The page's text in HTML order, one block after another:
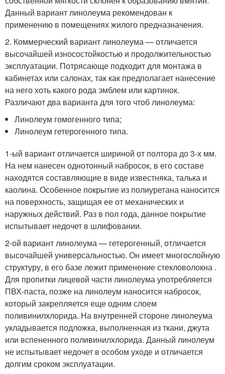
Данный вариант линолеума рекомендован к
применению в помещениях жилого предназначения.
2. Коммерческий вариант линолеума — отличается
высочайшей износостойкостью и продолжительностью
эксплуатации. Потрясающе подходит для монтажа в
кабинетах или салонах, так как предполагает нанесение
на него хоть какого рода эмблем или картинок.
Различают два варианта для того чтоб линолеума:
Линолеум гомогенного типа;
Линолеум гетерогенного типа.
1-ый вариант отличается шириной от полтора до 3-х мм.
На нем нанесен однотонный набросок, в его составе
находятся составляющие в виде известняка, талька и
каолина. Особенное покрытие из полиуретана наносится
на поверхность, защищая ее от механических и
наружных действий. Раз в пол года, данное покрытие
испытывает недочет в шлифовании.
2-ой вариант линолеума — гетерогенный, отличается
высочайшей универсальностью. Он имеет многослойную
структуру, в его базе лежит применение стекловолокна .
Для пропитки лицевой части линолеума употребляется
ПВХ-паста, позже на линолеум наносится набросок,
который закрепляется еще одним слоем
поливинилхлорида. На внутренней стороне линолеума
укладывается подложка, выполненная из ткани, джута
или вспененного поливинилхлорида. Данный линолеум
не испытывает недочет в особом уходе и отличается
долгим сроком эксплуатации.